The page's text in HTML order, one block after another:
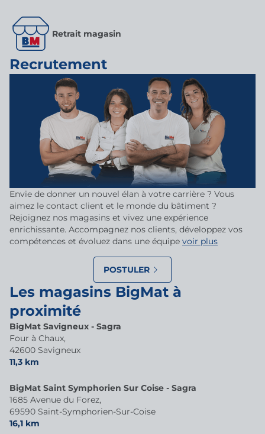
Retrait magasin
Recrutement
Envie de donner un nouvel élan à votre carrière ? Vous
aimez le contact client et le monde du bâtiment ?
Rejoignez nos magasins et vivez une expérience
enrichissante. Accompagnez nos clients, développez vos
compétences et évoluez dans une équipe voir plus
POSTULER
Les magasins BigMat à
proximité
BigMat Savigneux - Sagra
Four à Chaux,
42600 Savigneux
11,3 km
BigMat Saint Symphorien Sur Coise - Sagra
1685 Avenue du Forez,
69590 Saint-Symphorien-Sur-Coise
16,1 km